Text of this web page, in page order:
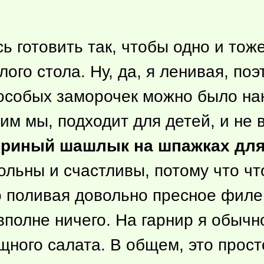
готовить так, чтобы одно и
стола. Ну, да, я ленивая,
заморочек можно было
мы, подходит для детей, и не
шашлык на шпажках
и счастливы, потому что
поливая довольно пресное
ничего. На гарнир я
салата. В общем, это